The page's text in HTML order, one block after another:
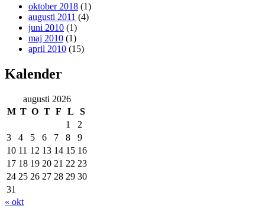
oktober 2018 (1)
augusti 2011 (4)
juni 2010 (1)
maj 2010 (1)
april 2010 (15)
Kalender
augusti 2026
M T O T F L
S
1
2
3
4 5 6 7 8
9
10 11 12 13 14 15 16
17 18 19 20 21 22 23
24 25 26 27 28 29 30
31
« okt